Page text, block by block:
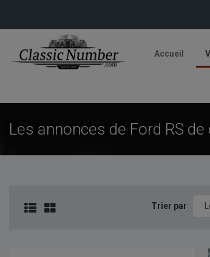
Accueil
Les annonces de Ford RS
Trier par